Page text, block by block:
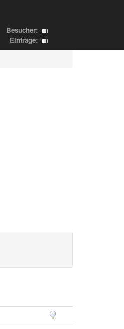
Besucher:
Einträge: